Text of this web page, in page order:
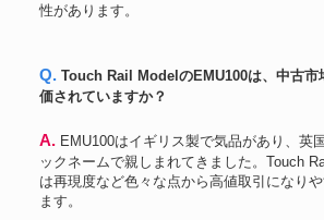
性があります。
Q. Touch Rail ModelのEMU100は、中古市場ではどのように評
価されていますか？
A. EMU100はイギリス製で気品があり、英国の貴婦人などのニ
ックネームで親しまれてきました。Touch
は再現度など色々な点から高値取引になり
ます。